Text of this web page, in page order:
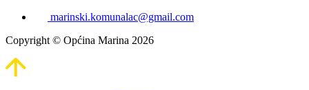
marinski.komunalac@gmail.com
Copyright © Općina Marina 2026